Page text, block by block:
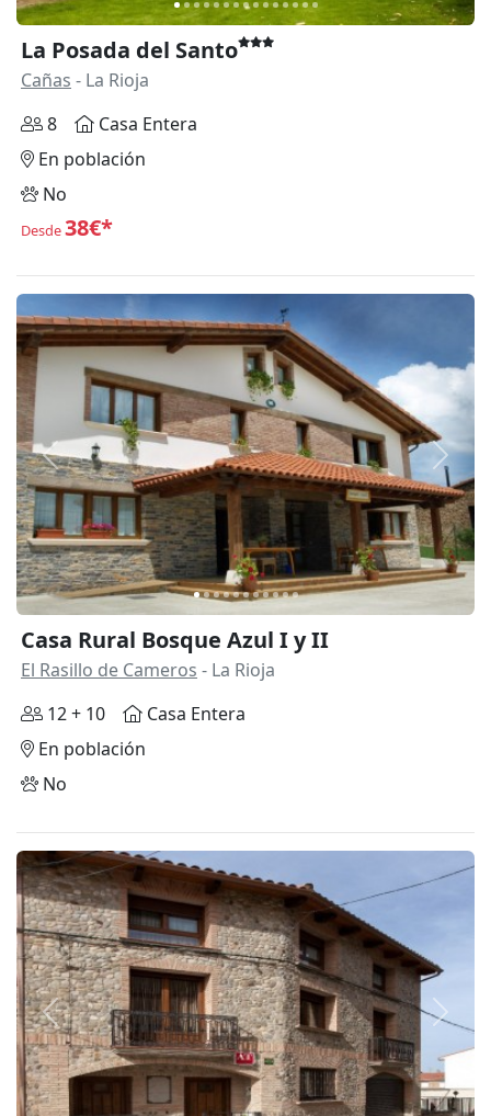
La Posada del Santo
Cañas - La Rioja
8
Casa Entera
En población
No
Desde38€*
Anterior
Casa Rural Bosque Azul I y II
El Rasillo de Cameros - La Rioja
12 + 10
Casa Entera
En población
No
Anterior